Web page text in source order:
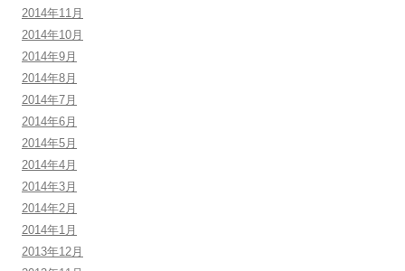
2014年11月
2014年10月
2014年9月
2014年8月
2014年7月
2014年6月
2014年5月
2014年4月
2014年3月
2014年2月
2014年1月
2013年12月